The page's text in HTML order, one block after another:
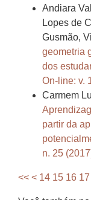
Andiara
Lopes de
Gusmão,
geometria
dos
On-line: v.
Carmem
partir da
n. 25
<< < 14 15 16 17